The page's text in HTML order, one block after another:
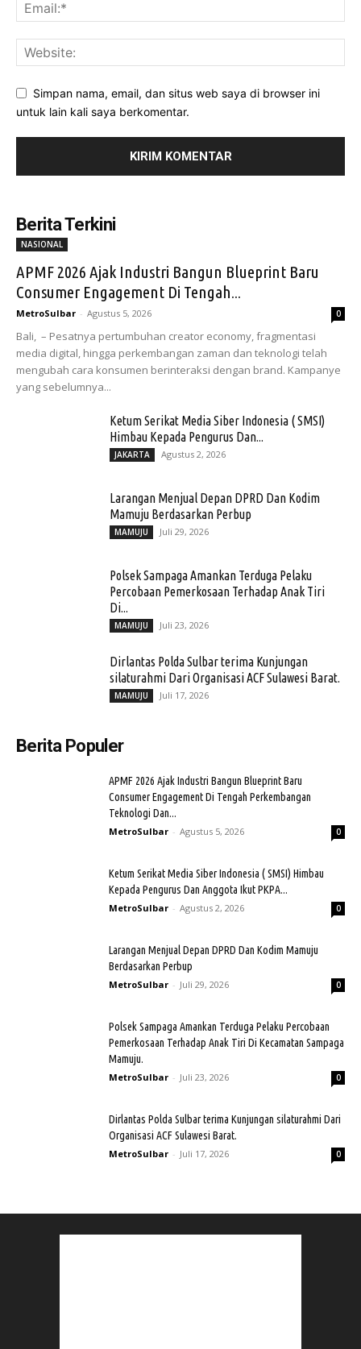
Simpan nama, email, dan situs web saya di browser ini
untuk lain kali saya berkomentar.
Berita Terkini
NASIONAL
APMF 2026 Ajak Industri Bangun Blueprint Baru
Consumer Engagement Di Tengah...
MetroSulbar - Agustus 5, 2026 0
Bali, – Pesatnya pertumbuhan creator economy, fragmentasi
media digital, hingga perkembangan zaman dan teknologi telah
mengubah cara konsumen berinteraksi dengan brand. Kampanye
yang sebelumnya...
Ketum Serikat Media Siber Indonesia ( SMSI)
Himbau Kepada Pengurus Dan...
JAKARTA Agustus 2, 2026
Larangan Menjual Depan DPRD Dan Kodim
Mamuju Berdasarkan Perbup
MAMUJU Juli 29, 2026
Polsek Sampaga Amankan Terduga Pelaku
Percobaan Pemerkosaan Terhadap Anak Tiri
Di...
MAMUJU Juli 23, 2026
Dirlantas Polda Sulbar terima Kunjungan
silaturahmi Dari Organisasi ACF Sulawesi Barat.
MAMUJU Juli 17, 2026
Berita Populer
APMF 2026 Ajak Industri Bangun Blueprint Baru
Consumer Engagement Di Tengah Perkembangan
Teknologi Dan...
MetroSulbar - Agustus 5, 2026 0
Ketum Serikat Media Siber Indonesia ( SMSI) Himbau
Kepada Pengurus Dan Anggota Ikut PKPA...
MetroSulbar - Agustus 2, 2026 0
Larangan Menjual Depan DPRD Dan Kodim Mamuju
Berdasarkan Perbup
MetroSulbar - Juli 29, 2026 0
Polsek Sampaga Amankan Terduga Pelaku Percobaan
Pemerkosaan Terhadap Anak Tiri Di Kecamatan Sampaga
Mamuju.
MetroSulbar - Juli 23, 2026 0
Dirlantas Polda Sulbar terima Kunjungan silaturahmi Dari
Organisasi ACF Sulawesi Barat.
MetroSulbar - Juli 17, 2026 0